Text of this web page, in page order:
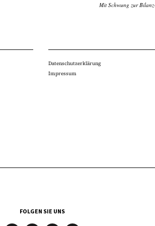
Mit Schwung zur
Datenschutzerklärung
Impressum
FOLGEN SIE UNS